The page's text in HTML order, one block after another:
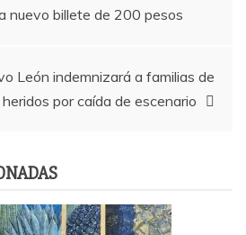
nuevo billete de 200 pesos
León indemnizará a familias de
por caída de escenario